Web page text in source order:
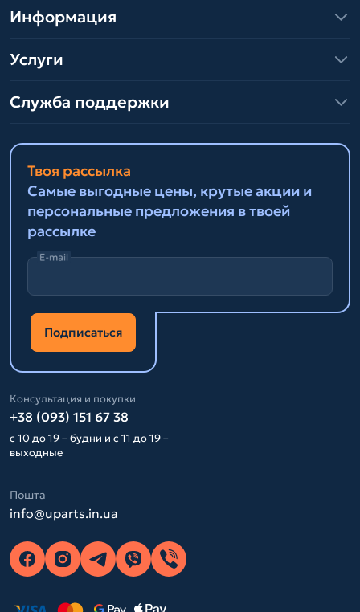
Информация
Услуги
Служба поддержки
Твоя рассылка
Самые выгодные цены, крутые акции и
персональные предложения в твоей
рассылке
E-mail
Подписаться
Консультация и покупки
+38 (093) 151 67 38
с 10 до 19 – будни и с 11 до 19 –
выходные
Пошта
info@uparts.in.ua